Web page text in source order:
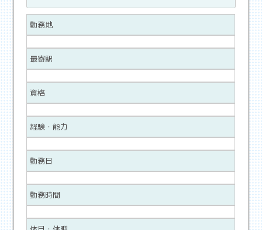
勤務地
最寄駅
資格
経験・能力
勤務日
勤務時間